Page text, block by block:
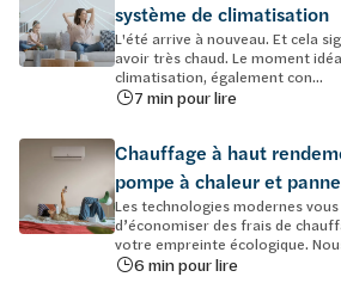
système de climatisation
L'été arrive à nouveau. Et cela
avoir très chaud. Le moment
climatisation, également con...
7 min pour lire
Chauffage à haut
pompe à chaleur et
Les technologies modernes
d’économiser des frais de
votre empreinte écologique.
6 min pour lire